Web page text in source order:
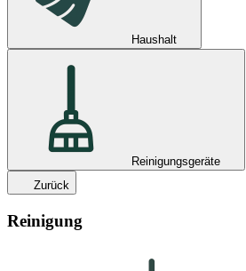
Haushalt
Reinigungsgeräte
Zurück
Reinigung